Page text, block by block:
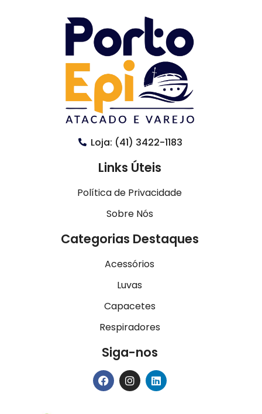
Loja: (41) 3422-1183
Links Úteis
Política de Privacidade
Sobre Nós
Categorias Destaques
Acessórios
Luvas
Capacetes
Respiradores
Siga-nos